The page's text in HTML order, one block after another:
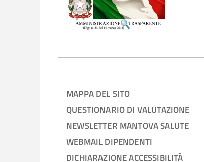
MAPPA DEL SITO
QUESTIONARIO DI VALUTAZIONE
NEWSLETTER MANTOVA SALUTE
WEBMAIL DIPENDENTI
DICHIARAZIONE ACCESSIBILITÀ